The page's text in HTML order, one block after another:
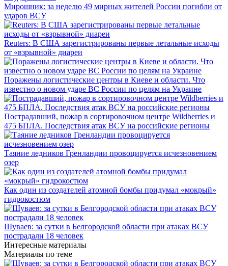
Мирошник: за неделю 49 мирных жителей России погибли от
ударов ВСУ
Reuters: В США зарегистрированы первые летальные исходы
от «взрывной» диареи
Поражены логистические центры в Киеве и области. Что
известно о новом ударе ВС России по целям на Украине
Пострадавший, пожар в сортировочном центре Wildberries и
475 БПЛА. Последствия атак ВСУ на российские регионы
Таяние ледников Гренландии провоцируется исчезновением
озер
Как один из создателей атомной бомбы придумал «мокрый»
гидрокостюм
Шуваев: за сутки в Белгородской области при атаках ВСУ
пострадали 18 человек
Интересные материалы
Материалы по теме